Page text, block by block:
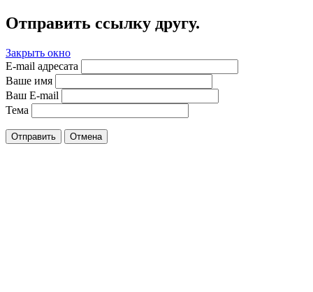
Отправить ссылку другу.
Закрыть окно
E-mail адресата
Ваше имя
Ваш E-mail
Тема
Отправить Отмена